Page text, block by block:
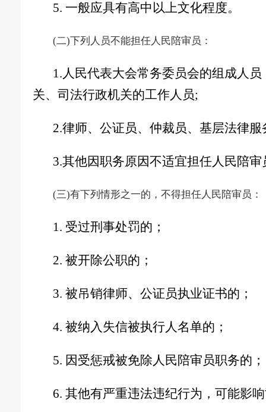
5. 一般应具有高中以上文化程度。
(二)下列人员不能担任人民陪审员 ：
1.人民代表大会常务委员会的组成人员
关、司法行政机关的工作人员;
2.律师、公证员、仲裁员、基层法律服
3.其他因职务原因不适宜担任人民陪审
(三)有下列情形之一的 ， 不得担任人民陪审员 ：
1. 受过刑事处罚的 ；
2. 被开除公职的 ；
3. 被吊销律师、公证员执业证书的 ；
4. 被纳入失信被执行人名单的 ；
5. 因受惩戒被免除人民陪审员职务的 ；
6. 其他有严重违法违纪行为 ， 可能影